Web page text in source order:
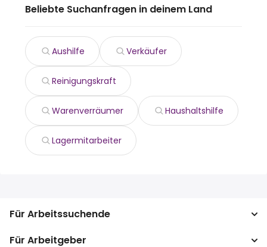
Beliebte Suchanfragen in deinem Land
Aushilfe Verkäufer
Reinigungskraft
Warenverräumer Haushaltshilfe
Lagermitarbeiter
Für Arbeitssuchende
Jobs suchen
Für Arbeitgeber